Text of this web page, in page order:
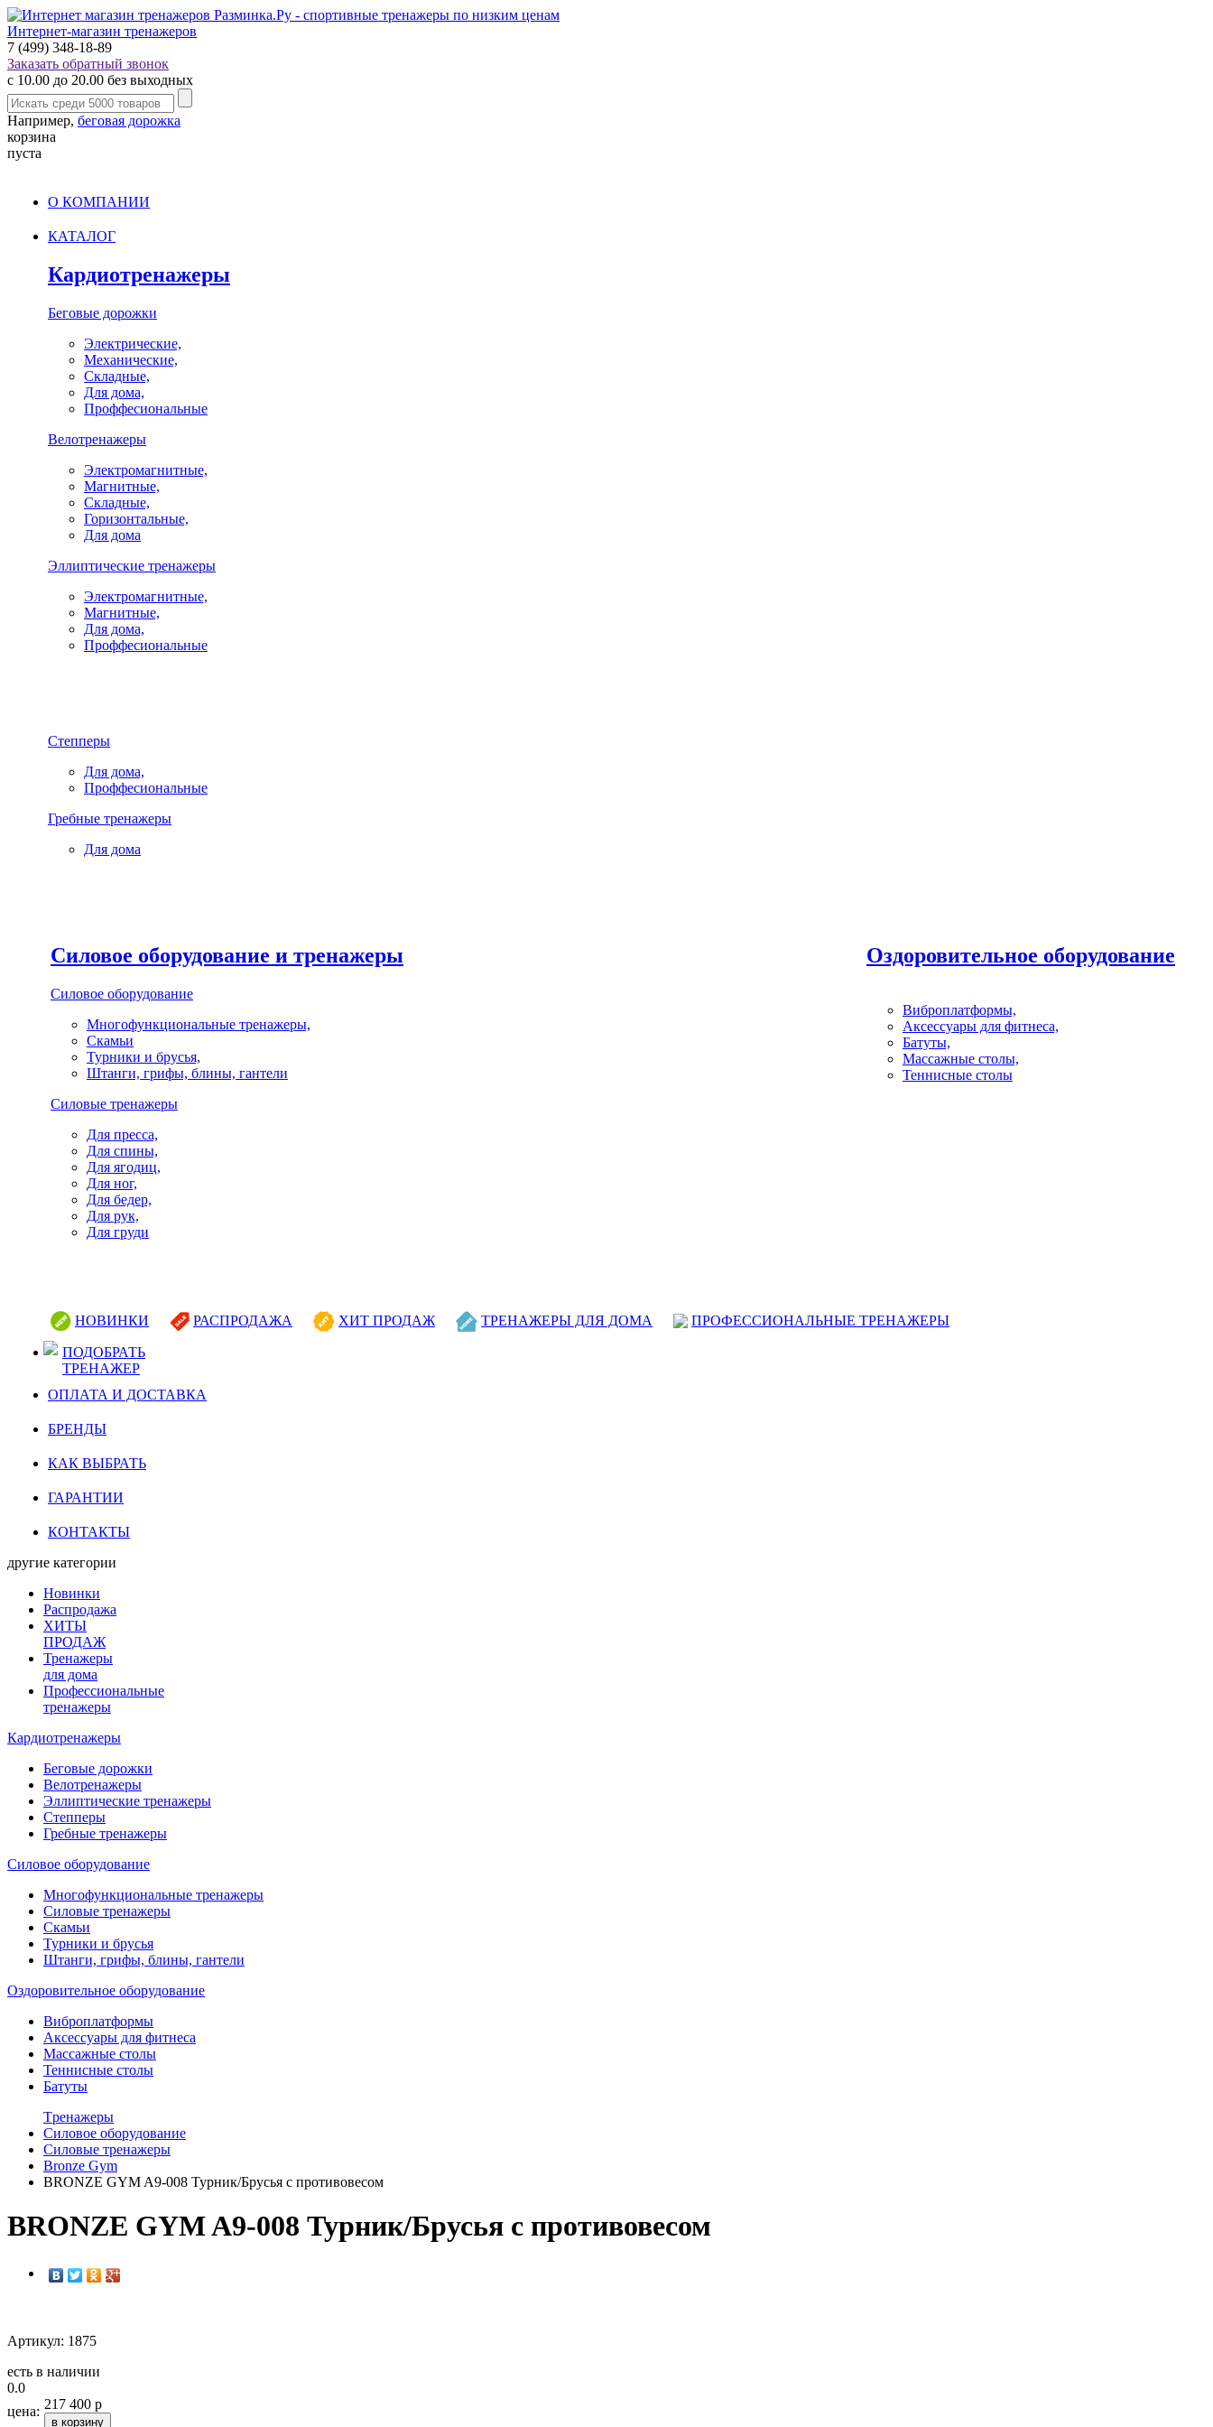
Интернет-магазин тренажеров
7 (499) 348-18-89
Заказать обратный звонок
с 10.00 до 20.00 без выходных
Например, беговая дорожка
корзина
пуста
О КОМПАНИИ
КАТАЛОГ
Кардиотренажеры
Беговые дорожки
Электрические,
Механические,
Складные,
Для дома,
Проффесиональные
Велотренажеры
Электромагнитные,
Магнитные,
Складные,
Горизонтальные,
Для дома
Эллиптические тренажеры
Электромагнитные,
Магнитные,
Для дома,
Проффесиональные
Степперы
Для дома,
Проффесиональные
Гребные тренажеры
Для дома
Силовое оборудование и тренажеры
Силовое оборудование
Многофункциональные тренажеры,
Скамьи
Турники и брусья,
Штанги, грифы, блины, гантели
Силовые тренажеры
Для пресса,
Для спины,
Для ягодиц,
Для ног,
Для бедер,
Для рук,
Для груди
Оздоровительное оборудование
Виброплатформы,
Аксессуары для фитнеса,
Батуты,
Массажные столы,
Теннисные столы
НОВИНКИ РАСПРОДАЖА ХИТ ПРОДАЖ ТРЕНАЖЕРЫ ДЛЯ ДОМА ПРОФЕССИОНАЛЬНЫЕ ТРЕНАЖЕРЫ
ПОДОБРАТЬ
ТРЕНАЖЕР
ОПЛАТА И ДОСТАВКА
БРЕНДЫ
КАК ВЫБРАТЬ
ГАРАНТИИ
КОНТАКТЫ
другие категории
Новинки
Распродажа
ХИТЫ
ПРОДАЖ
Тренажеры
для дома
Профессиональные
тренажеры
Кардиотренажеры
Беговые дорожки
Велотренажеры
Эллиптические тренажеры
Степперы
Гребные тренажеры
Силовое оборудование
Многофункциональные тренажеры
Силовые тренажеры
Скамьи
Турники и брусья
Штанги, грифы, блины, гантели
Оздоровительное оборудование
Виброплатформы
Аксессуары для фитнеса
Массажные столы
Теннисные столы
Батуты
Tренажеры
Силовое оборудование
Силовые тренажеры
Bronze Gym
BRONZE GYM A9-008 Турник/Брусья с противовесом
BRONZE GYM A9-008 Турник/Брусья с противовесом
Артикул: 1875
есть в наличии
0.0
цена: 217 400 р
в корзину